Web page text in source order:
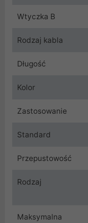
Wtyczka B
Rodzaj kabla
Długość
Kolor
Zastosowanie
Standard
Przepustowość
Rodzaj
Maksymalna